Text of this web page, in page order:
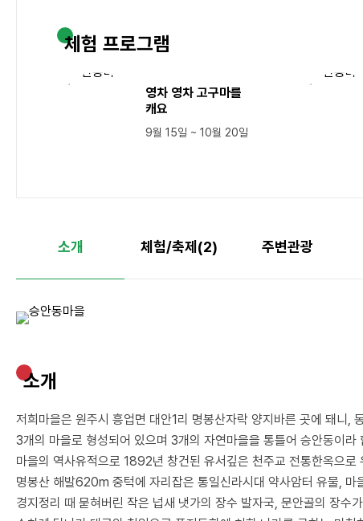
체험 프로그램
영차 영차 고구마를
캐요
9월 15일 ~ 10월 20일
소개 체험/축제(2) 주변관광
소개
저희마을은 원주시 흥업면 대안1리 명봉산자락 양지바른 곳에 돼니,
3개의 마을로 형성되어 있으며 3개의 자연마을을 통틀어 승안동이라
마을의 역사유적으로 1892년 창건된 유서깊은 천주교 전통한옥으
명봉산 해발620m 중턱에 자리잡은 통일신라시대 약사암터 유물, 마
경지정리 때 묻혀버린 작은 넙새 냇가의 장수 발자국, 문안골의 장수